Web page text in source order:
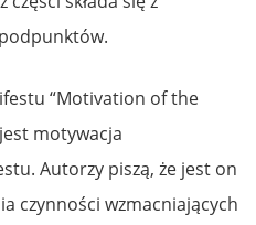
“Motivation of the
motywacja
Autorzy piszą, że jest on
czynności wzmacniających